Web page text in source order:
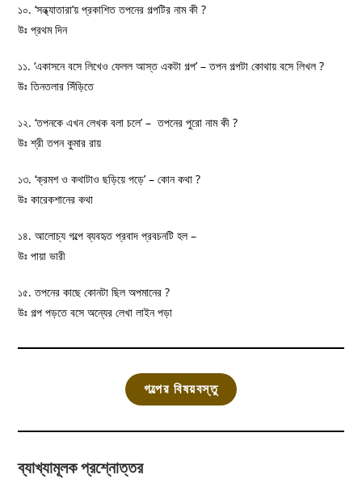
১০. ‘সন্ধ্যাতারা’য় প্রকাশিত তপনের গল্পটির নাম কী ?
উঃ প্রথম দিন
১১. ‘একাসনে বসে লিখেও ফেলল আস্ত একটা গল্প’ – তপন গল্পটা কোথায় বসে লিখল ?
উঃ তিনতলার সিঁড়িতে
১২. ‘তপনকে এখন লেখক বলা চলে’ – তপনের পুরো নাম কী ?
উঃ শ্রী তপন কুমার রায়
১৩. ‘ক্রমশ ও কথাটাও ছড়িয়ে পড়ে’ – কোন কথা ?
উঃ কারেকশানের কথা
১৪. আলোচ্য গল্পে ব্যবহৃত প্রবাদ প্রবচনটি হল –
উঃ পায়া ভারী
১৫. তপনের কাছে কোনটা ছিল অপমানের ?
উঃ গল্প পড়তে বসে অন্যের লেখা লাইন পড়া
গল্পের বিষয়বস্তু
ব্যাখ্যামূলক প্রশ্নোত্তর